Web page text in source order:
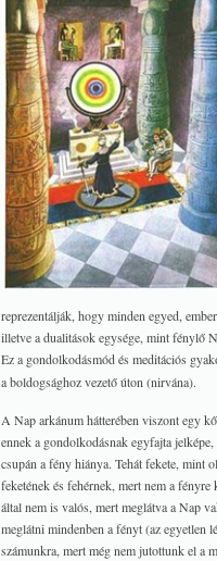
reprezentálják, hogy minden egyed,
illetve a dualitások egysége, mint fénylő
Ez a gondolkodásmód és meditációs
a boldogsághoz vezető úton (nirvána).
A Nap arkánum hátterében viszont egy
ennek a gondolkodásnak egyfajta
csupán a fény hiánya. Tehát fekete, mint
feketének és fehérnek, mert nem a
által nem is valós, mert meglátva a Nap
meglátni mindenben a fényt (az egyetlen
számunkra, mert még nem jutottunk el a